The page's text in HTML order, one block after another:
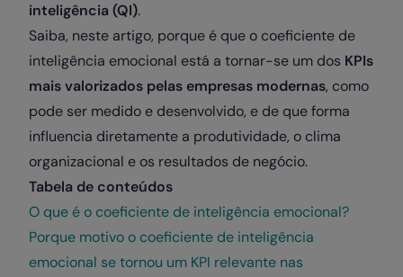
inteligência (QI).
Saiba, neste artigo, porque é que o coeficiente de
inteligência emocional está a tornar-se um dos KPIs
mais valorizados pelas empresas modernas, como
pode ser medido e desenvolvido, e de que forma
influencia diretamente a produtividade, o clima
organizacional e os resultados de negócio.
Tabela de conteúdos
O que é o coeficiente de inteligência emocional?
Porque motivo o coeficiente de inteligência
emocional se tornou um KPI relevante nas